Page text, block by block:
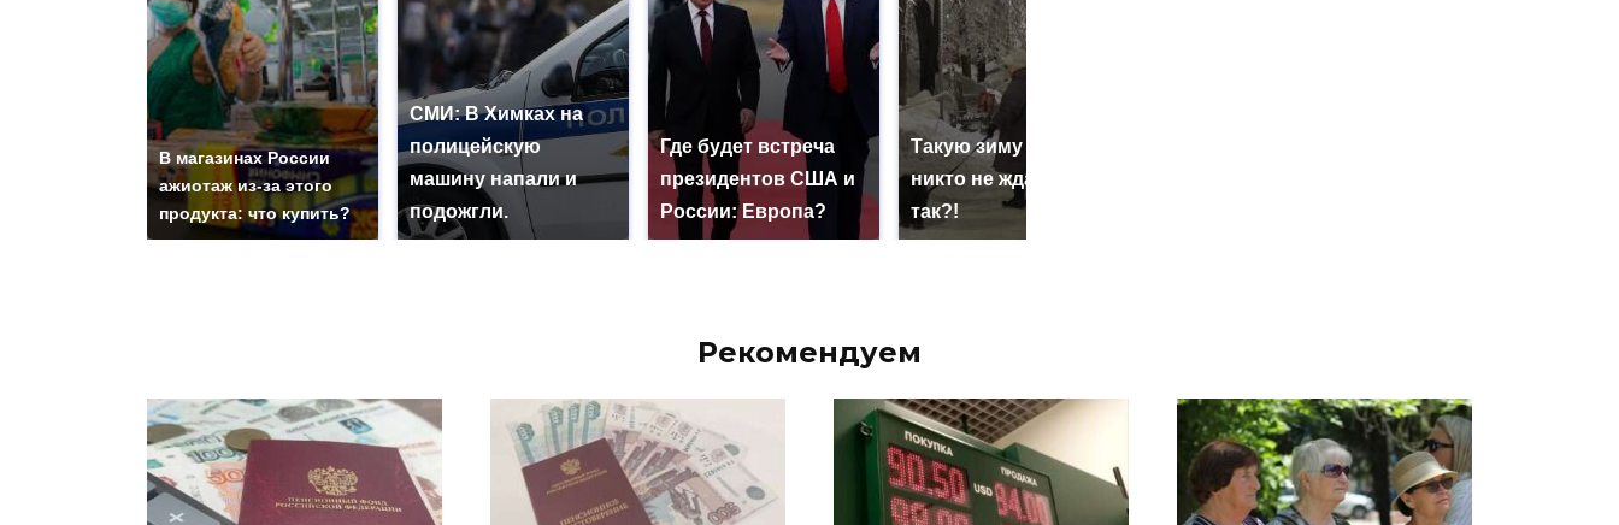
В магазинах России
ажиотаж из-за этого
продукта: что купить?
СМИ: В Химках на
полицейскую
машину напали и
подожгли.
Где будет встреча
президентов США и
России: Европа?
Такую зиму в России
никто не ждал: как
так?!
Рекомендуем